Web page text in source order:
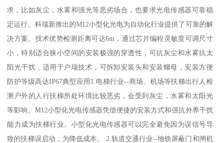
求，比如灰尘，水雾和强光等恶劣场合，也要求光电传感器可靠稳
定运行。科瑞新推出的M12小型化光电为自动化行业提供了可靠的解
决方案。技术优势检测距离可达6m，通过芯片编程灵敏度可调尺寸
小，特别适合狭小空间的安装极强的穿透性，可抗灰尘和水雾抗太
阳光干扰，适用于户瑞技术，可拆卸安装头和安装螺母，安装方便
防护等级高达IP67典型应用1.电梯行业--商场、机场等扶梯出行人检
测户外的人行扶梯所处环境比较恶劣，会受到灰尘，水雾和太阳光
等影响。M12小型化光电传感器凭借便捷的安装方式和强抗外界干扰
能力成为扶梯行业。小型化光电传感器可以完全避免因为误信号导
致的扶梯误启动，为降低成本。 2.轨道交通行业--地铁屏蔽门和闸机